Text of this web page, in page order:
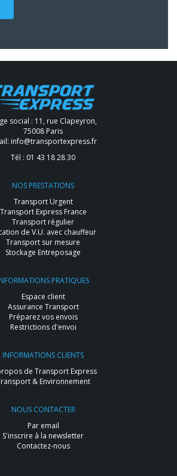
social : 11, rue Clapeyron,
75008 Paris
info@transportexpress.fr
Tél : 01 43 18 28 30
NOS PRESTATIONS
Transport Urgent
Transport Express France
Transport régulier
de V.U. avec chauffeur
Transport sur mesure
Stockage Entreposage
PRATIQUES
Espace client
Assurance Transport
Préparez vos envois
Restrictions d'envoi
INFORMATIONS CLIENTS
de Transport Express
& Environnement
NOUS CONTACTER
Par email
S'inscrire à la newsletter
Contactez-nous